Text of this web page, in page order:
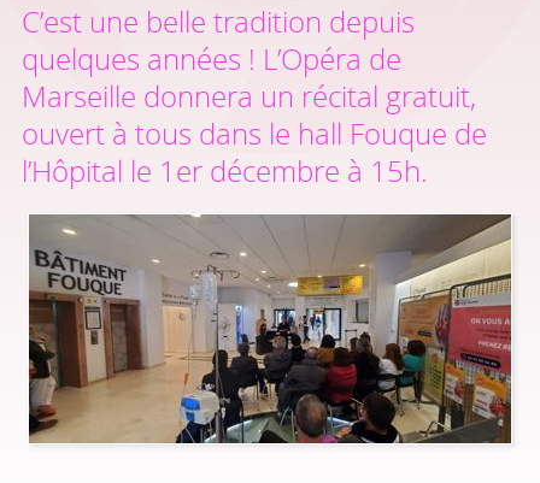
C’est une belle tradition depuis
quelques années ! L’Opéra de
Marseille donnera un récital gratuit,
ouvert à tous dans le hall Fouque de
l’Hôpital le 1er décembre à 15h.